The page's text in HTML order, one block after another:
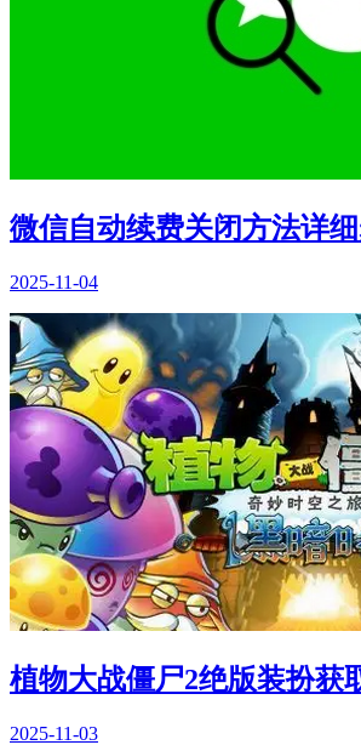
微信自动续费关闭方法详
2025-11-04
植物大战僵尸2绝版装扮获
2025-11-03